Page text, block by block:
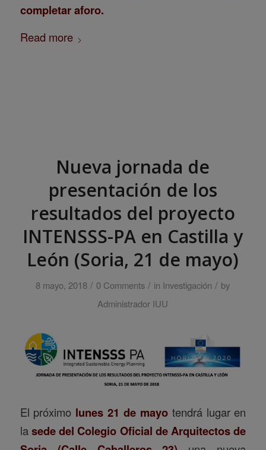
completar aforo.
Read more
Nueva jornada de
presentación de los
resultados del proyecto
INTENSSS-PA en Castilla y
León (Soria, 21 de mayo)
8 mayo, 2018 / 0 Comments / in Investigación / by
Administrador IUU
El próximo lunes 21 de mayotendrá lugar en
lasede del Colegio Oficial de Arquitectos de